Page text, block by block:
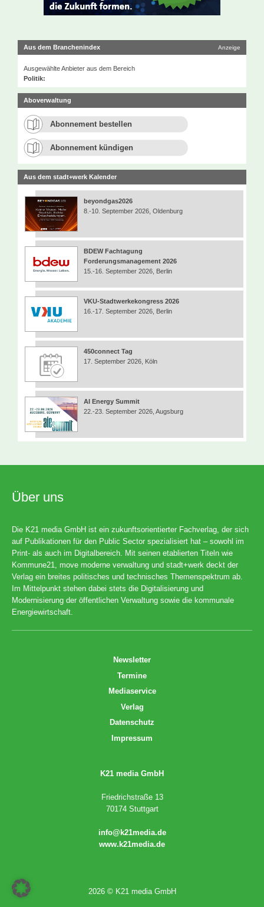
Aus dem Branchenindex Anzeige
Ausgewählte Anbieter aus dem Bereich
Politik:
Aboverwaltung
Abonnement bestellen
Abonnement kündigen
Aus dem stadt+werk Kalender
beyondgas2026
8.-10. September 2026, Oldenburg
BDEW Fachtagung
Forderungsmanagement 2026
15.-16. September 2026, Berlin
VKU-Stadtwerkekongress 2026
16.-17. September 2026, Berlin
450connect Tag
17. September 2026, Köln
AI Energy Summit
22.-23. September 2026, Augsburg
Über uns
Die K21 media GmbH ist ein zukunftsorientierter Fachverlag, der sich
auf Publikationen für den Public Sector spezialisiert hat – sowohl im
Print- als auch im Digitalbereich. Mit seinen etablierten Titeln wie
Kommune21, move moderne verwaltung und stadt+werk deckt der
Verlag ein breites politisches und technisches Themenspektrum ab.
Im Mittelpunkt stehen dabei stets die Digitalisierung und
Modernisierung der öffentlichen Verwaltung sowie die kommunale
Energiewirtschaft.
Newsletter
Termine
Mediaservice
Verlag
Datenschutz
Impressum
K21 media GmbH
Friedrichstraße 13
70174 Stuttgart
info@k21media.de
www.k21media.de
2026 © K21 media GmbH